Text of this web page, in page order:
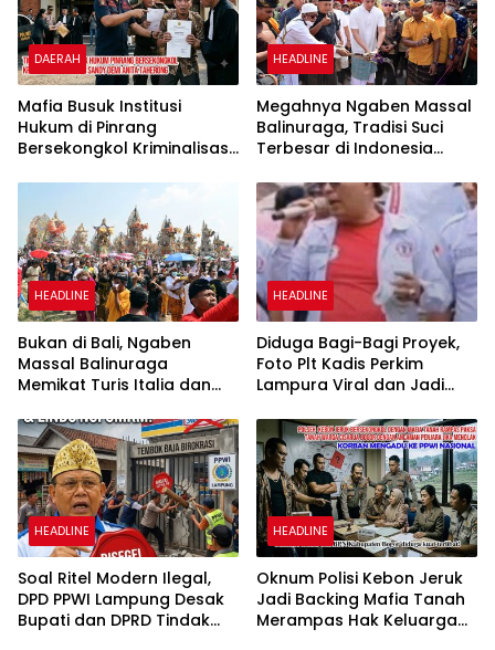
DAERAH
Mafia Busuk Institusi
Hukum di Pinrang
Bersekongkol Kriminalisasi
HEADLINE
Megahnya Ngaben Massal
Balinuraga, Tradisi Suci
Terbesar di Indonesia
dan Merekatkan Ikatan
Keluarga
HEADLINE
Bukan di Bali, Ngaben
Massal Balinuraga
Memikat Turis Italia dan
HEADLINE
Diduga Bagi-Bagi Proyek,
Foto Plt Kadis Perkim
Lampura Viral dan Jadi
Netizen
HEADLINE
Soal Ritel Modern Ilegal,
DPD PPWI Lampung Desak
Bupati dan DPRD Tindak
HEADLINE
Oknum Polisi Kebon Jeruk
Jadi Backing Mafia Tanah
Merampas Hak Keluarga